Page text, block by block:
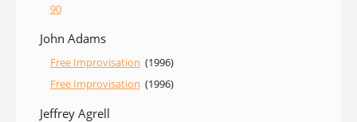
90
John Adams
Free Improvisation (1996)
Free Improvisation (1996)
Jeffrey Agrell